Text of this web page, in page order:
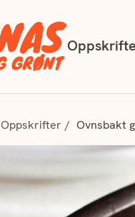
Oppskrifter Ovnsbakt